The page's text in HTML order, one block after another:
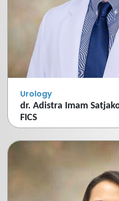
Urology
dr. Adistra Imam
FICS